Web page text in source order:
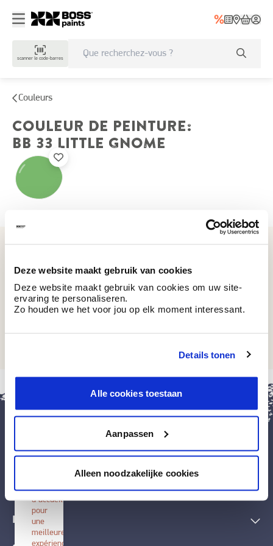
Deze website maakt gebruik van cookies
Deze website maakt gebruik van cookies om uw site-
ervaring te personaliseren.
Zo houden we het voor jou op elk moment interessant.
Details tonen
Alle cookies toestaan
Aanpassen
Alleen noodzakelijke cookies
scanner le code-barres
Couleurs
COULEUR DE PEINTURE:
BB 33 LITTLE GNOME
Techniques décoratives
Inspiration
BOSS
application
écran
d'accueil
pour
une
meilleure
expérience.
fermer